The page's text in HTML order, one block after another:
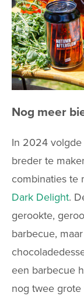
Nog meer
In 2024
breder te
combinaties te
Dark Delight.
gerookte,
barbecue,
een barbecue
nog twee